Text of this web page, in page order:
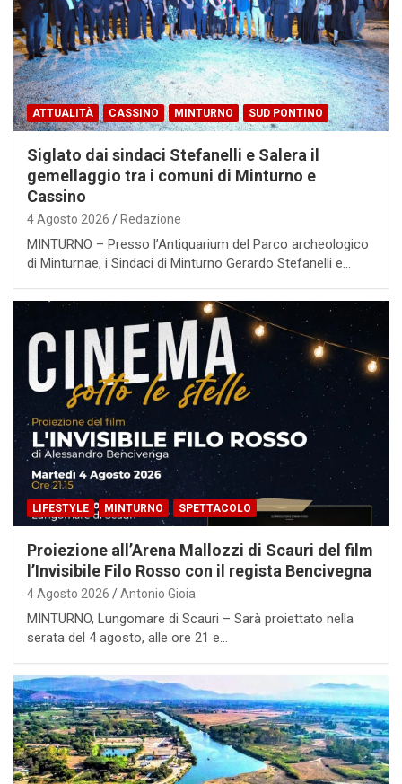
ATTUALITÀ CASSINO MINTURNO SUD PONTINO
Siglato dai sindaci Stefanelli e Salera il
gemellaggio tra i comuni di Minturno e
Cassino
4 Agosto 2026 Redazione
MINTURNO – Presso l’Antiquarium del Parco archeologico
di Minturnae, i Sindaci di Minturno Gerardo Stefanelli e…
LIFESTYLE MINTURNO SPETTACOLO
Proiezione all’Arena Mallozzi di Scauri del film
l’Invisibile Filo Rosso con il regista Bencivegna
4 Agosto 2026 Antonio Gioia
MINTURNO, Lungomare di Scauri – Sarà proiettato nella
serata del 4 agosto, alle ore 21 e…